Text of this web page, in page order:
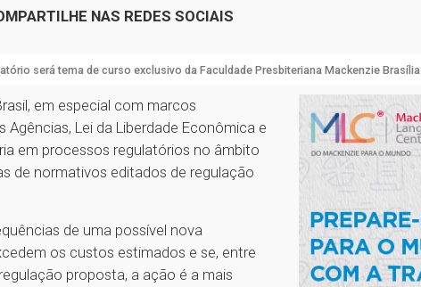
NAS REDES SOCIAIS
será tema de curso exclusivo da Faculdade Presbiteriana Mackenzie Brasília
em especial com marcos
Lei da Liberdade Econômica e
em processos regulatórios no âmbito
de normativos editados de regulação
de uma possível nova
os custos estimados e se, entre
proposta, a ação é a mais